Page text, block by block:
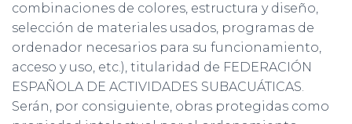
combinaciones de colores, estructura y diseño,
selección de materiales usados, programas de
ordenador necesarios para su funcionamiento,
acceso y uso, etc.), titularidad de FEDERACIÓN
ESPAÑOLA DE ACTIVIDADES SUBACUÁTICAS.
Serán, por consiguiente, obras protegidas como